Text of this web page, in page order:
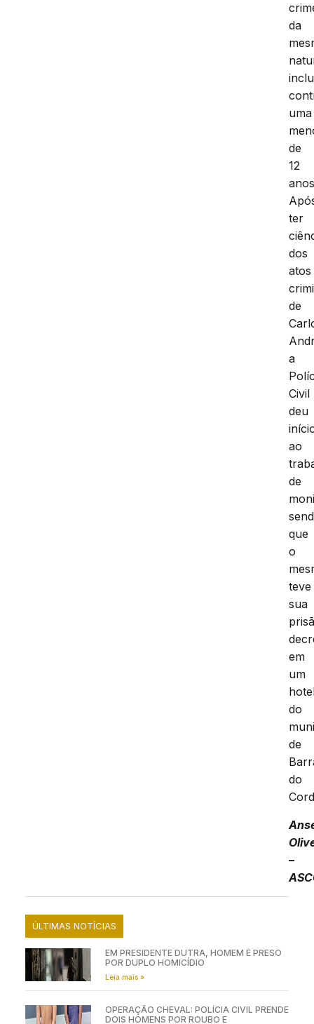
da
uma
de
12
ter
dos
atos
de
a
Civil
deu
ao
de
que
o
teve
sua
em
um
do
de
do
–
ÚLTIMAS NOTÍCIAS
EM PRESIDENTE DUTRA, HOMEM É PRESO
POR DUPLO HOMICÍDIO
Leia mais »
OPERAÇÃO CHEVAL: POLÍCIA CIVIL PRENDE
DOIS HOMENS POR ROUBO E